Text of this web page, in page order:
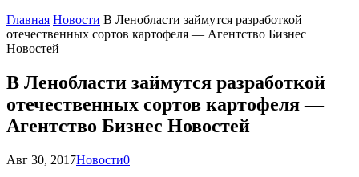
Главная Новости В Ленобласти займутся разработкой
отечественных сортов картофеля — Агентство Бизнес
Новостей
В Ленобласти займутся разработкой
отечественных сортов картофеля —
Агентство Бизнес Новостей
Авг 30, 2017Новости0